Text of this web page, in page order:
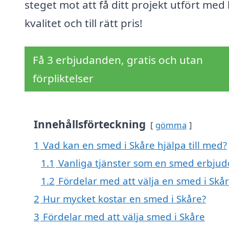
steget mot att få ditt projekt utfört med
kvalitet och till rätt pris!
Få 3 erbjudanden, gratis och utan
förpliktelser
Innehållsförteckning gömma
1 Vad kan en smed i Skåre hjälpa till med?
1.1 Vanliga tjänster som en smed
1.2 Fördelar med att välja en smed i
2 Hur mycket kostar en smed i Skåre?
3 Fördelar med att välja smed i Skåre